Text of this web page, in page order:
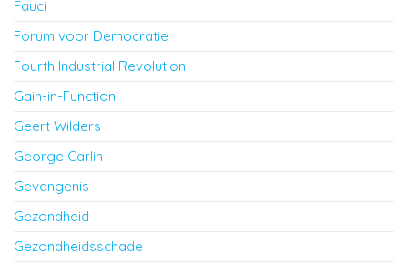
Fauci
Forum voor Democratie
Fourth Industrial Revolution
Gain-in-Function
Geert Wilders
George Carlin
Gevangenis
Gezondheid
Gezondheidsschade